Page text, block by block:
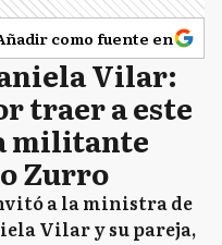
como fuente en
Vilar:
traer a este
militante
Zurro
a la ministra de
Vilar y su pareja,